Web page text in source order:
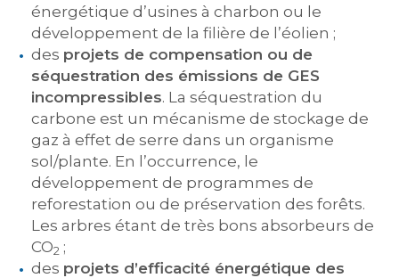
énergétique d’usines à charbon ou le
développement de la filière de l’éolien ;
des projets de compensation ou de
séquestration des émissions de GES
incompressibles. La séquestration du
carbone est un mécanisme de stockage de
gaz à effet de serre dans un organisme
sol/plante. En l’occurrence, le
développement de programmes de
reforestation ou de préservation des forêts.
Les arbres étant de très bons absorbeurs de
CO2 ;
des projets d’efficacité énergétique des